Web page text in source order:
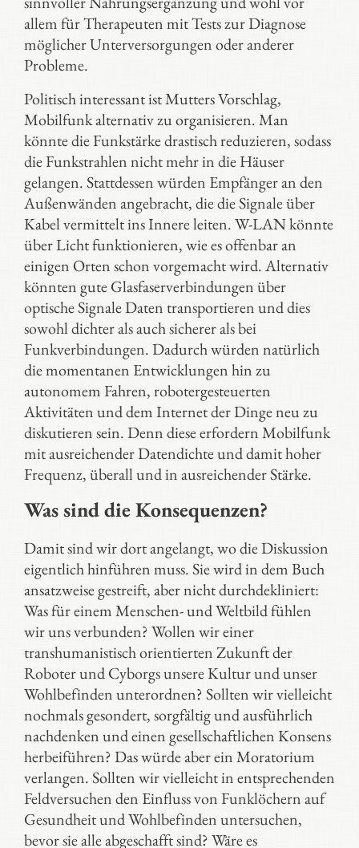
allem für Therapeuten mit Tests zur Diagnose
möglicher Unterversorgungen oder anderer
Probleme.
Politisch interessant ist Mutters Vorschlag,
Mobilfunk alternativ zu organisieren. Man
könnte die Funkstärke drastisch reduzieren, sodass
die Funkstrahlen nicht mehr in die Häuser
gelangen. Stattdessen würden Empfänger an den
Außenwänden angebracht, die die Signale über
Kabel vermittelt ins Innere leiten. W-LAN könnte
über Licht funktionieren, wie es offenbar an
einigen Orten schon vorgemacht wird. Alternativ
könnten gute Glasfaserverbindungen über
optische Signale Daten transportieren und dies
sowohl dichter als auch sicherer als bei
Funkverbindungen. Dadurch würden natürlich
die momentanen Entwicklungen hin zu
autonomem Fahren, robotergesteuerten
Aktivitäten und dem Internet der Dinge neu zu
diskutieren sein. Denn diese erfordern Mobilfunk
mit ausreichender Datendichte und damit hoher
Frequenz, überall und in ausreichender Stärke.
Was sind die Konsequenzen?
Damit sind wir dort angelangt, wo die Diskussion
eigentlich hinführen muss. Sie wird in dem Buch
ansatzweise gestreift, aber nicht durchdekliniert:
Was für einem Menschen- und Weltbild fühlen
wir uns verbunden? Wollen wir einer
transhumanistisch orientierten Zukunft der
Roboter und Cyborgs unsere Kultur und unser
Wohlbefinden unterordnen? Sollten wir vielleicht
nochmals gesondert, sorgfältig und ausführlich
nachdenken und einen gesellschaftlichen Konsens
herbeiführen? Das würde aber ein Moratorium
verlangen. Sollten wir vielleicht in entsprechenden
Feldversuchen den Einfluss von Funklöchern auf
Gesundheit und Wohlbefinden untersuchen,
bevor sie alle abgeschafft sind? Wäre es